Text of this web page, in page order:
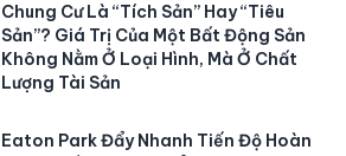
Chung Cư Là “Tích Sản” Hay “Tiêu
Sản”? Giá Trị Của Một Bất Động Sản
Không Nằm Ở Loại Hình, Mà Ở Chất
Lượng Tài Sản
Eaton Park Đẩy Nhanh Tiến Độ Hoàn